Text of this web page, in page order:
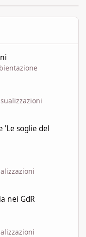
'Le soglie del
nei GdR